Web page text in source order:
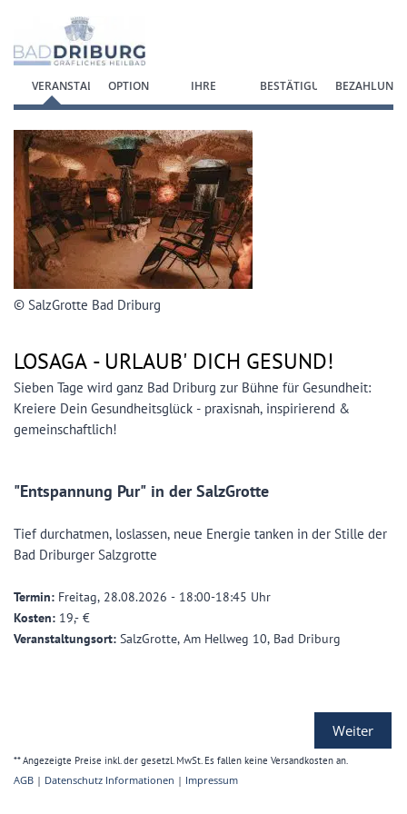
VERANSTALTUNGOPTION IHRE BESTÄTIGUNG BEZAHLUNG
© SalzGrotte Bad Driburg
LOSAGA - URLAUB' DICH GESUND!
Sieben Tage wird ganz Bad Driburg zur Bühne für Gesundheit:
Kreiere Dein Gesundheitsglück - praxisnah, inspirierend &
gemeinschaftlich!
"Entspannung Pur" in der SalzGrotte
Tief durchatmen, loslassen, neue Energie tanken in der Stille der
Bad Driburger Salzgrotte
Termin: Freitag, 28.08.2026 - 18:00-18:45 Uhr
Kosten: 19,- €
Veranstaltungsort: SalzGrotte, Am Hellweg 10, Bad Driburg
Weiter
** Angezeigte Preise inkl. der gesetzl. MwSt. Es fallen keine Versandkosten an.
AGB | Datenschutz Informationen | Impressum